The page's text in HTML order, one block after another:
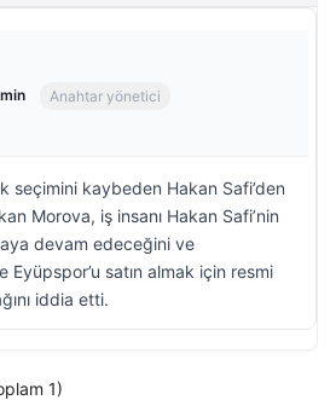
Anahtar yönetici
seçimini kaybeden Hakan Safi’den
Morova, iş insanı Hakan Safi’nin
devam edeceğini ve
satın almak için resmi
iddia etti.
1)